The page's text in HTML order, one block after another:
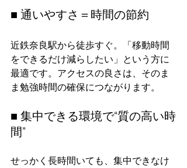
■ 通いやすさ＝時間の節約
近鉄奈良駅から徒歩すぐ。「移動時間
をできるだけ減らしたい」という方に
最適です。アクセスの良さは、そのま
ま勉強時間の確保につながります。
■ 集中できる環境で“質の高い時
間”
せっかく長時間いても、集中できなけ